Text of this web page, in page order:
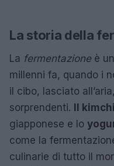
La storia della
La fermentazioneè
millenni fa, quando i
il cibo, lasciato
sorprendenti. Il kimchi
giapponese e lo
come la
culinarie di tutto il